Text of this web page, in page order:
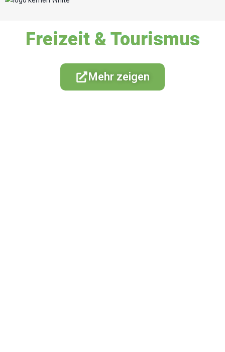
Freizeit & Tourismus
Mehr zeigen